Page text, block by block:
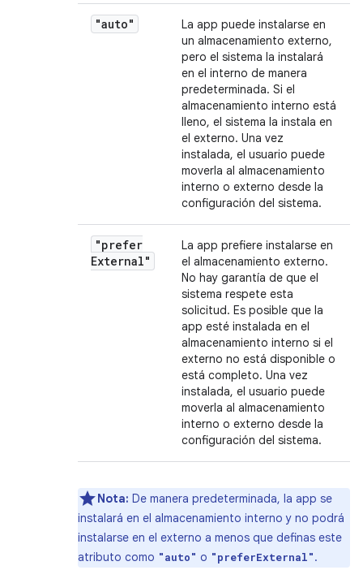
"auto"
La app puede instalarse en
un almacenamiento externo,
pero el sistema la instalará
en el interno de manera
predeterminada. Si el
almacenamiento interno está
lleno, el sistema la instala en
el externo. Una vez
instalada, el usuario puede
moverla al almacenamiento
interno o externo desde la
configuración del sistema.
"prefer
External"
La app prefiere instalarse en
el almacenamiento externo.
No hay garantía de que el
sistema respete esta
solicitud. Es posible que la
app esté instalada en el
almacenamiento interno si el
externo no está disponible o
está completo. Una vez
instalada, el usuario puede
moverla al almacenamiento
interno o externo desde la
configuración del sistema.
Nota: De manera predeterminada, la app se
instalará en el almacenamiento interno y no podrá
instalarse en el externo a menos que definas este
atributo como "auto" o "preferExternal".